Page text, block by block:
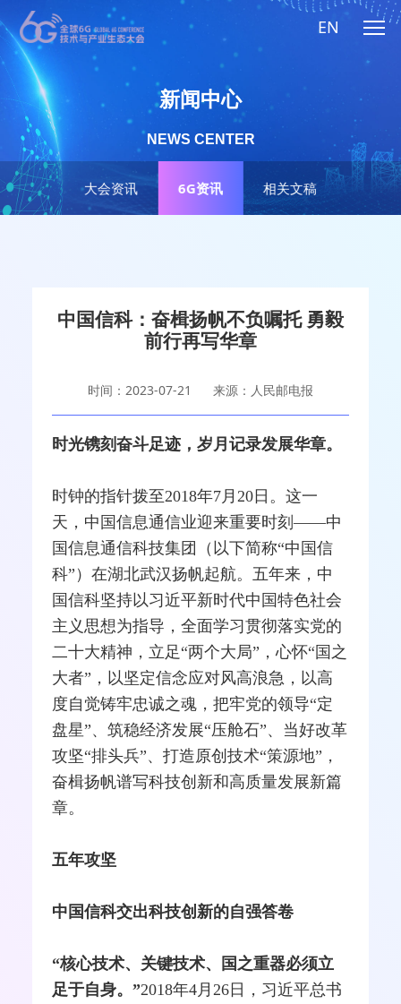
EN
大会资讯 6G资讯 相关文稿
新闻中心
NEWS CENTER
中国信科：奋楫扬帆不负嘱托 勇毅
前行再写华章
时间：2023-07-21 来源：人民邮电报
时光镌刻奋斗足迹，岁月记录发展华章。
时钟的指针拨至2018年7月20日。这一
天，中国信息通信业迎来重要时刻——中
国信息通信科技集团（以下简称“中国信
科”）在湖北武汉扬帆起航。五年来，中
国信科坚持以习近平新时代中国特色社会
主义思想为指导，全面学习贯彻落实党的
二十大精神，立足“两个大局”，心怀“国之
大者”，以坚定信念应对风高浪急，以高
度自觉铸牢忠诚之魂，把牢党的领导“定
盘星”、筑稳经济发展“压舱石”、当好改革
攻坚“排头兵”、打造原创技术“策源地”，
奋楫扬帆谱写科技创新和高质量发展新篇
章。
五年攻坚
中国信科交出科技创新的自强答卷
“核心技术、关键技术、国之重器必须立
足于自身。”2018年4月26日，习近平总书